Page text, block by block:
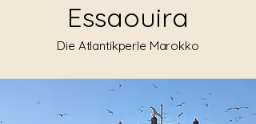
Essaouira
Die Atlantikperle Marokko